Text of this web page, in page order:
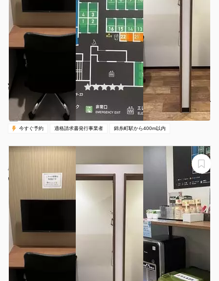
¥500 〜 ¥500
(0件)
錦糸町駅 徒歩3分
東京都墨田区江東橋3-8-11 1名
30分〜
営業時間：
00:00-24:00（全日）
今すぐ予約 適格請求書発行事業者 錦糸町駅から400m以内
【錦糸町駅から徒歩1分】モニター・フリードリンク付き
半個室（ブース22）※予約時間前は入室不可
いいオフィス錦糸町